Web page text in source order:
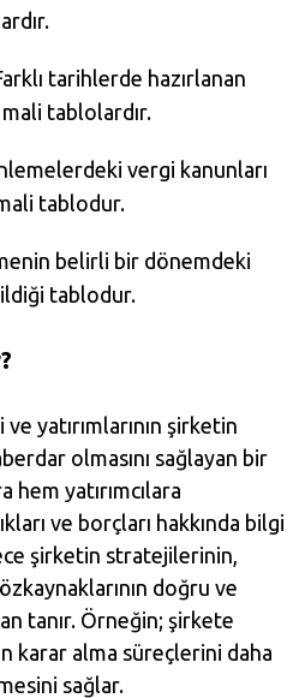
tarihlerde hazırlanan
mali tablolardır.
vergi kanunları
tablodur.
belirli bir dönemdeki
tablodur.
yatırımlarının şirketin
olmasını sağlayan bir
hem yatırımcılara
ve borçları hakkında bilgi
şirketin stratejilerinin,
doğru ve
tanır. Örneğin; şirkete
karar alma süreçlerini daha
sağlar.